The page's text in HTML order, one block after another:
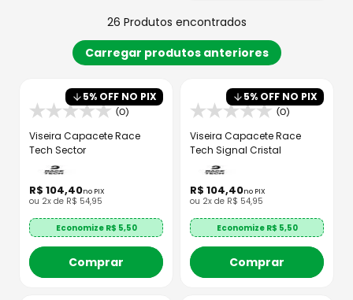
26 Produtos
5% OFF NO PIX
(0)
Viseira Capacete Race
Tech Sector
R$ 104,40no PIX
ou 2x de R$ 54,95
Economize R$ 5,50
Comprar
5% OFF NO PIX
(0)
Viseira Capacete Race
Tech Signal Cristal
R$ 104,40no PIX
ou 2x de R$ 54,95
Economize R$ 5,50
Comprar